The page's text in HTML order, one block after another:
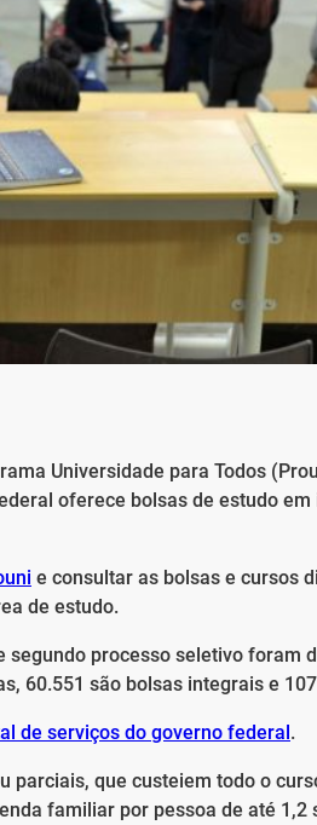
Universidade para Todos
oferece bolsas de estudo
e consultar as bolsas e cursos
de estudo.
segundo processo seletivo foram
60.551 são bolsas integrais e
de serviços do governo federal.
parciais, que custeiem todo o
familiar por pessoa de até 1,2